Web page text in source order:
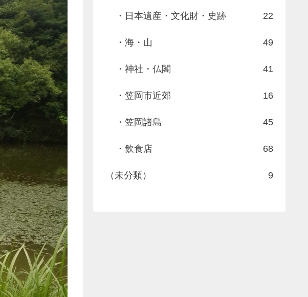
・日本遺産・文化財・史跡 22
・海・山 49
・神社・仏閣 41
・笠岡市近郊 16
・笠岡諸島 45
・飲食店 68
（未分類） 9